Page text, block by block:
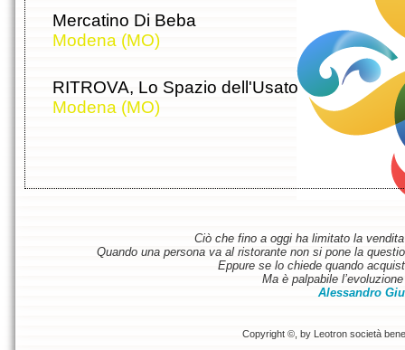
Mercatino Di Beba
Modena (MO)
RITROVA, Lo Spazio dell'Usato
Modena (MO)
Ciò che fino a oggi ha limitato la
Quando una persona va al ristorante non si pone la
Eppure se lo chiede quando
Ma è palpabile
Alessandro
Copyright ©, by Leotron società